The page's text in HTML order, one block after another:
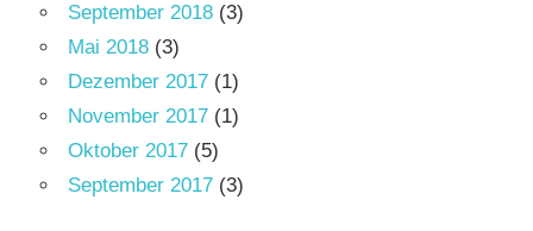
September 2018 (3)
Mai 2018 (3)
Dezember 2017 (1)
November 2017 (1)
Oktober 2017 (5)
September 2017 (3)